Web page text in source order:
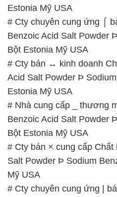
Estonia Mỹ USA
# Cty chuyên cung ứng ⌠
Benzoic Acid Salt Powder
Bột Estonia Mỹ USA
# Cty bán ↔ kinh doanh
Acid Salt Powder Þ
Estonia Mỹ USA
# Nhà cung cấp _ thương
Benzoic Acid Salt Powder
Bột Estonia Mỹ USA
# Cty bán × cung cấp Chất
Salt Powder Þ Sodium
Mỹ USA
# Cty chuyên cung ứng |